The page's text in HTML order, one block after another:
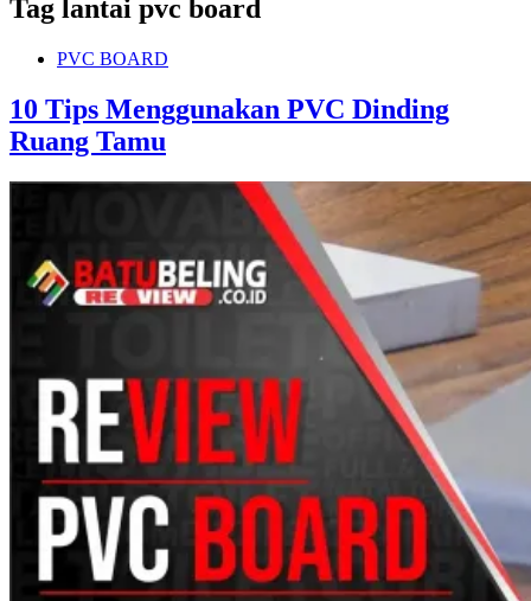
Tag lantai pvc board
PVC BOARD
10 Tips Menggunakan PVC Dinding
Ruang Tamu